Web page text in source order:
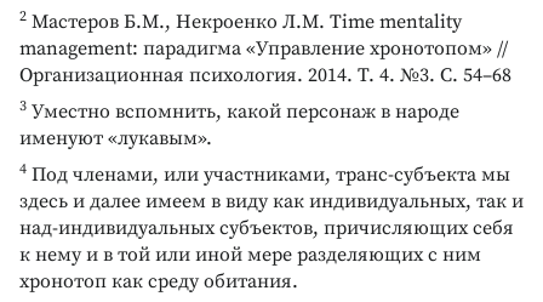
2 Мастеров Б.М., Некроенко Л.М. Time mentality
management: парадигма «Управление хронотопом» //
Организационная психология. 2014. Т. 4. №3. С. 54–68
3 Уместно вспомнить, какой персонаж в народе
именуют «лукавым».
4 Под членами, или участниками, транс-субъекта мы
здесь и далее имеем в виду как индивидуальных, так и
над-индивидуальных субъектов, причисляющих себя
к нему и в той или иной мере разделяющих с ним
хронотоп как среду обитания.